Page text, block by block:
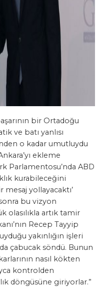
bir Ortadoğu
ve batı yanlısı
o kadar umutluydu
ekleme
Parlamentosu’nda ABD
kurabileceğini
yollayacaktı’
bu vizyon
olasılıkla artık tamir
Recep Tayyip
yakınlığın işleri
çabucak söndü. Bunun
nasıl kökten
kontrolden
döngüsüne giriyorlar.”